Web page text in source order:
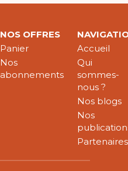
NOS OFFRES
Panier
Nos
abonnements
Accueil
Qui
sommes-
nous ?
Nos blogs
Nos
Partenaires